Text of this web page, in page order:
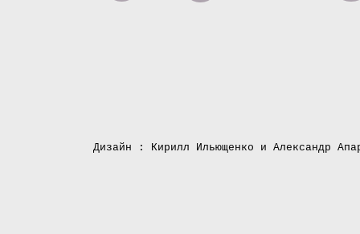
Дизайн : Кирилл Ильющенко и Александр